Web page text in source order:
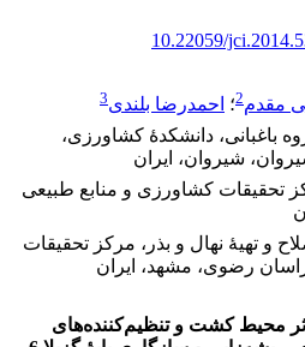
10.22059/
مقدم2؛ احمدرضا بلندی3
باغبانی، دانشکدۀ کشاورزی،
شیروان، ایران
تحقیقات کشاورزی و منابع طبیعی
و تهیۀ نهال و بذر، مرکز تحقیقات
رضوی، مشهد، ایران
محیط کشت و تنظیم‌کننده‌های